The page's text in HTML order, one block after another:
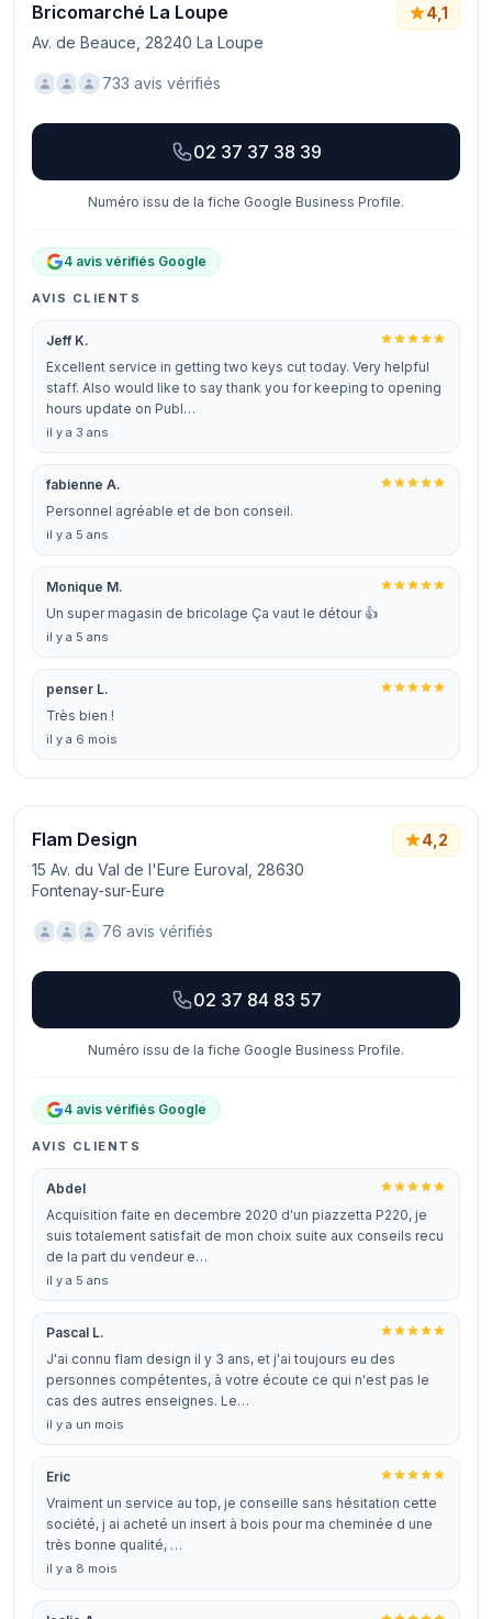
Bricomarché La Loupe
Av. de Beauce, 28240 La Loupe
4,1
733 avis vérifiés
02 37 37 38 39
Numéro issu de la fiche Google Business Profile.
4 avis vérifiés Google
AVIS CLIENTS
Jeff K.
Excellent service in getting two keys cut today. Very helpful
staff. Also would like to say thank you for keeping to opening
hours update on Publ…
il y a 3 ans
fabienne A.
Personnel agréable et de bon conseil.
il y a 5 ans
Monique M.
Un super magasin de bricolage Ça vaut le détour 👍
il y a 5 ans
penser L.
Très bien !
il y a 6 mois
Flam Design
15 Av. du Val de l'Eure Euroval, 28630
Fontenay-sur-Eure
4,2
76 avis vérifiés
02 37 84 83 57
Numéro issu de la fiche Google Business Profile.
4 avis vérifiés Google
AVIS CLIENTS
Abdel
Acquisition faite en decembre 2020 d'un piazzetta P220, je
suis totalement satisfait de mon choix suite aux conseils recu
de la part du vendeur e…
il y a 5 ans
Pascal L.
J'ai connu flam design il y 3 ans, et j'ai toujours eu des
personnes compétentes, à votre écoute ce qui n'est pas le
cas des autres enseignes. Le…
il y a un mois
Eric
Vraiment un service au top, je conseille sans hésitation cette
société, j ai acheté un insert à bois pour ma cheminée d une
très bonne qualité, …
il y a 8 mois